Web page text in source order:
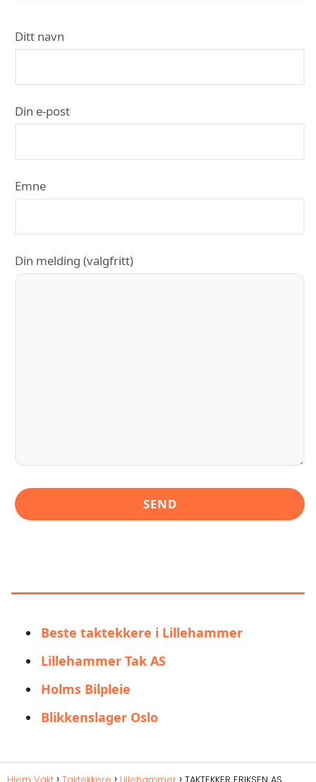
Ditt navn
Din e-post
Emne
Din melding (valgfritt)
Beste taktekkere i Lillehammer
Lillehammer Tak AS
Holms Bilpleie
Blikkenslager Oslo